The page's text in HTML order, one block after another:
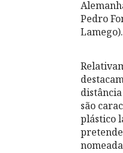
Pedro
Lamego).
são
plástico